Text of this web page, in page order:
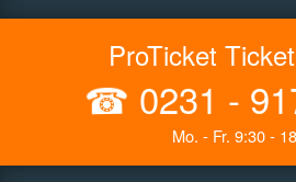
ProTicket
☎ 0231 -
Mo. - Fr. 9:30 -